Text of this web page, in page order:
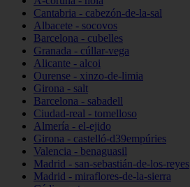
Cantabria - cabezón-de-la-sal
Albacete - socovos
Barcelona - cubelles
Granada - cúllar-vega
Alicante - alcoi
Ourense - xinzo-de-limia
Girona - salt
Barcelona - sabadell
Ciudad-real - tomelloso
Almería - el-ejido
Girona - castelló-d39empúries
Valencia - benaguasil
Madrid - san-sebastián-de-los-reyes
Madrid - miraflores-de-la-sierra